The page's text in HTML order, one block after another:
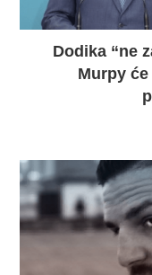
Dodika “ne
Murpy